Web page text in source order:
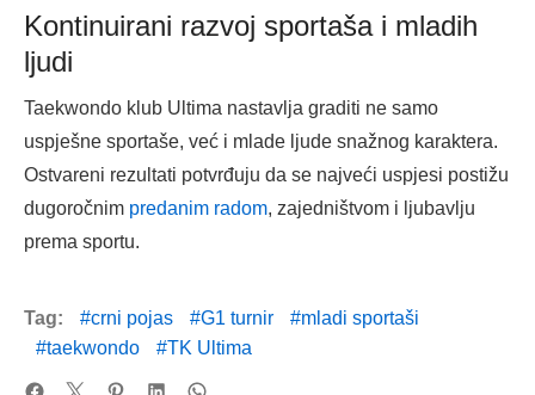
Kontinuirani razvoj sportaša i mladih
ljudi
Taekwondo klub Ultima nastavlja graditi ne samo
uspješne sportaše, već i mlade ljude snažnog karaktera.
Ostvareni rezultati potvrđuju da se najveći uspjesi postižu
dugoročnim predanim radom, zajedništvom i ljubavlju
prema sportu.
Tag: crni pojas G1 turnir
mladi sportaši
taekwondo
TK Ultima